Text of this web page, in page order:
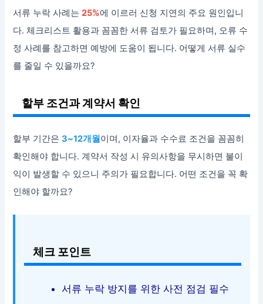
서류 누락 사례는25%에 이르러 신청 지연의 주요 원인입니
다. 체크리스트 활용과 꼼꼼한 서류 검토가 필요하며, 오류 수
정 사례를 참고하면 예방에 도움이 됩니다. 어떻게 서류 실수
를 줄일 수 있을까요?
할부 조건과 계약서 확인
할부 기간은3~12개월 이며, 이자율과 수수료 조건을 꼼꼼히
확인해야 합니다. 계약서 작성 시 유의사항을 무시하면 불이
익이 발생할 수 있으니 주의가 필요합니다. 어떤 조건을 꼭 확
인해야 할까요?
체크 포인트
서류 누락 방지를 위한 사전 점검 필수